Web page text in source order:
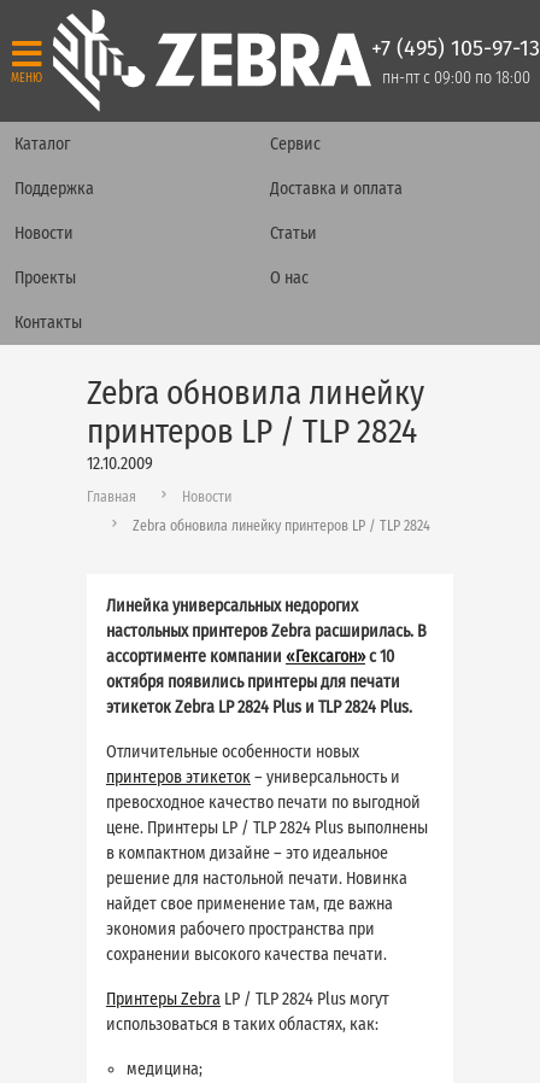
МЕНЮ
+7 (495) 105-97-13
пн-пт с 09:00 по 18:00
Каталог Сервис
Поддержка Доставка и оплата
Новости Статьи
Проекты О нас
Контакты
Zebra обновила линейку
принтеров LP / TLP 2824
12.10.2009
Главная
Новости
Zebra обновила линейку принтеров LP / TLP 2824
Линейка универсальных недорогих
настольных принтеров Zebra расширилась. В
ассортименте компании «Гексагон»с 10
октября появились принтеры для печати
этикеток Zebra LP 2824 Plus и TLP 2824 Plus.
Отличительные особенности новых
принтеров этикеток– универсальность и
превосходное качество печати по выгодной
цене. Принтеры LP / TLP 2824 Plus выполнены
в компактном дизайне – это идеальное
решение для настольной печати. Новинка
найдет свое применение там, где важна
экономия рабочего пространства при
сохранении высокого качества печати.
Принтеры Zebra LP / TLP 2824 Plus могут
использоваться в таких областях, как:
медицина;